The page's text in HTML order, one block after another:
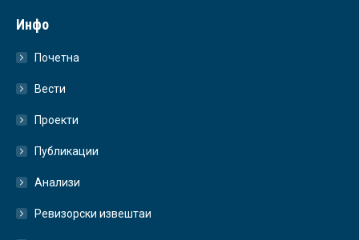
Инфо
Почетна
Вести
Проекти
Публикации
Анализи
Ревизорски извештаи